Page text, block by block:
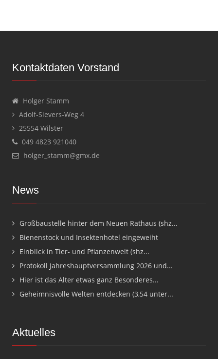
Kontaktdaten Vorstand
Holger Stamm
Adolf-Sievers-Weg 4
25554 Wilster
049 4823 921040
holger_stamm@gmx.de
News
Großbaustelle hinter dem Neuen Rathaus (shz...
Bienenstock und Insektenhotel eingeweiht
Einblick in Tier- und Pflanzenwelt (shz...
Protokoll Jahreshauptversammlung 2026 und...
Hier ist das Alter etwas ganz Besonderes...
Geheimnisvolle Welten entdecken (3,54 unter...
Aktuelles